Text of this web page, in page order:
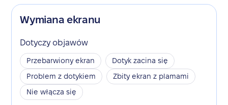
Wymiana ekranu
Dotyczy objawów
Przebarwiony ekran
Dotyk zacina się
Problem z dotykiem
Zbity ekran z plamami
Nie włącza się